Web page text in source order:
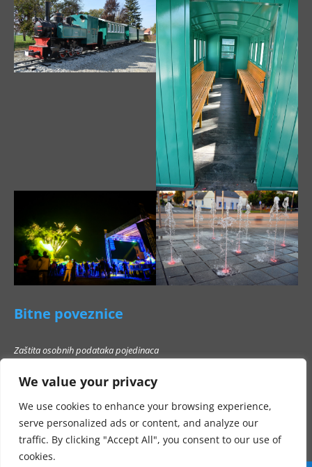
We value your privacy
We use cookies to enhance your browsing experience,
serve personalized ads or content, and analyze our
traffic. By clicking "Accept All", you consent to our use of
cookies.
Bitne poveznice
Zaštita osobnih podataka pojedinaca
Popis poslovnih subjekata s kojima Grad Beli Manastir ne smije stupati u